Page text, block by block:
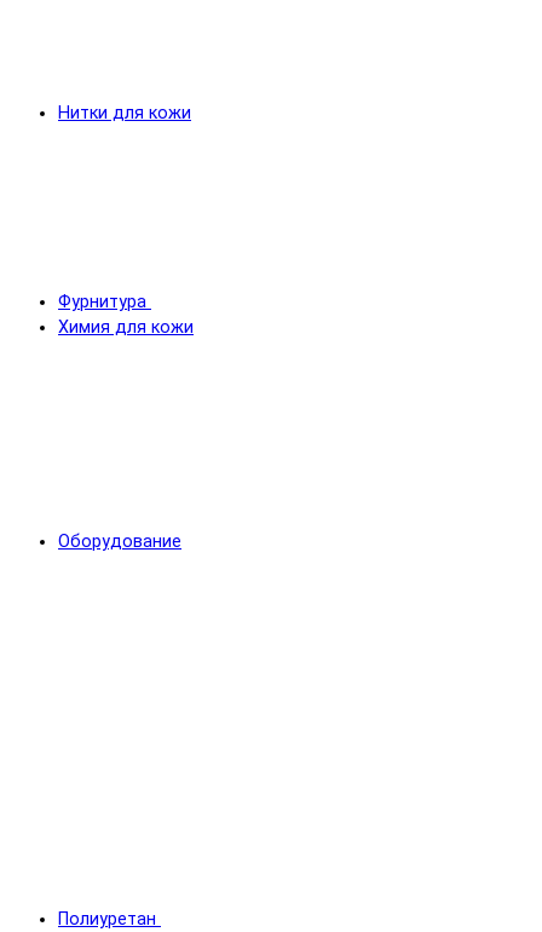
Нитки для кожи
Фурнитура
Химия для кожи
Оборудование
Полиуретан